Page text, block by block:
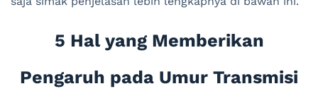
5 Hal yang Memberikan
Pengaruh pada Umur Transmisi